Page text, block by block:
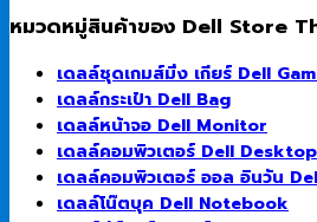
หมวดหมู่สินค้าของ Dell Store
เดลล์ชุดเกมส์มิ่ง เกียร์ Dell
เดลล์กระเป๋า Dell Bag
เดลล์หน้าจอ Dell Monitor
เดลล์คอมพิวเตอร์ Dell Desktop
เดลล์คอมพิวเตอร์ ออล อินวัน
เดลล์โน๊ตบุค Dell Notebook